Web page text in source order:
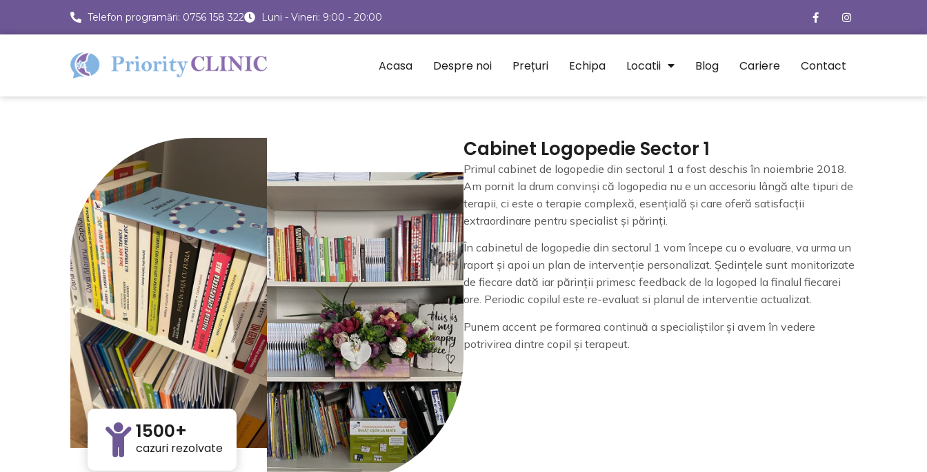
Telefon programări: 0756 158 322 Luni - Vineri: 9:00 - 20:00
Acasa Despre noi Prețuri Echipa Locatii Blog Cariere Contact
1500+
cazuri rezolvate
Cabinet Logopedie Sector 1
Primul cabinet de logopedie din sectorul 1 a fost deschis în noiembrie 2018.
Am pornit la drum convinși că logopedia nu e un accesoriu lângă alte tipuri de
terapii, ci este o terapie complexă, esențială și care oferă satisfacții
extraordinare pentru specialist și părinți.
În cabinetul de logopedie din sectorul 1 vom începe cu o evaluare, va urma un
raport și apoi un plan de intervenție personalizat. Ședințele sunt monitorizate
de fiecare dată iar părinții primesc feedback de la logoped la finalul fiecarei
ore. Periodic copilul este re-evaluat si planul de interventie actualizat.
Punem accent pe formarea continuă a specialiștilor și avem în vedere
potrivirea dintre copil și terapeut.